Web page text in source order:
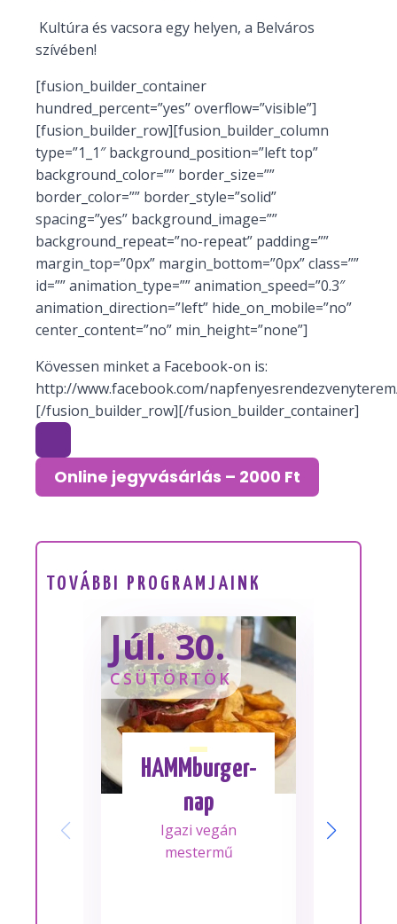
Kultúra és vacsora egy helyen, a Belváros
szívében!
[fusion_builder_container
hundred_percent=”yes” overflow=”visible”]
[fusion_builder_row][fusion_builder_column
type=”1_1″ background_position=”left top”
background_color=”” border_size=””
border_color=”” border_style=”solid”
spacing=”yes” background_image=””
background_repeat=”no-repeat” padding=””
margin_top=”0px” margin_bottom=”0px” class=””
id=”” animation_type=”” animation_speed=”0.3″
animation_direction=”left” hide_on_mobile=”no”
center_content=”no” min_height=”none”]
Kövessen minket a Facebook-on is:
http://www.facebook.com/
[/fusion_builder_row][/fusion_builder_container]
Online jegyvásárlás – 2000 Ft
TOVÁBBI PROGRAMJAINK
Júl. 30.
CSÜTÖRTÖK
HAMMburger-
nap
Igazi vegán
mestermű